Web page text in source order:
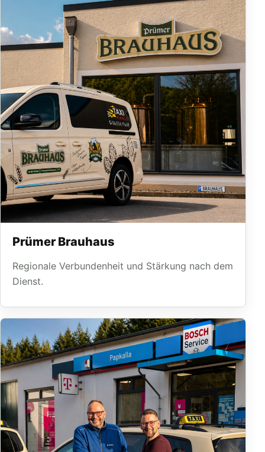
Prümer Brauhaus
Regionale Verbundenheit und Stärkung nach dem
Dienst.